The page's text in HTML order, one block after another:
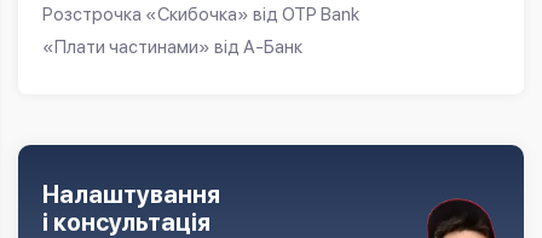
Розстрочка «Скибочка» від OTP Bank
«Плати частинами» від А-Банк
Налаштування
і консультація